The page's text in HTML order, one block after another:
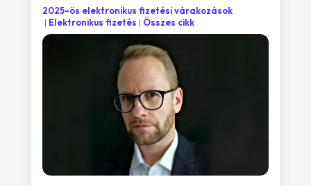
2025-ös elektronikus fizetési várakozások
Elektronikus fizetés
Összes cikk